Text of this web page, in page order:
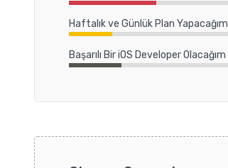
Haftalık ve Günlük Plan Yapacağım
Başarılı Bir iOS Developer Olacağım